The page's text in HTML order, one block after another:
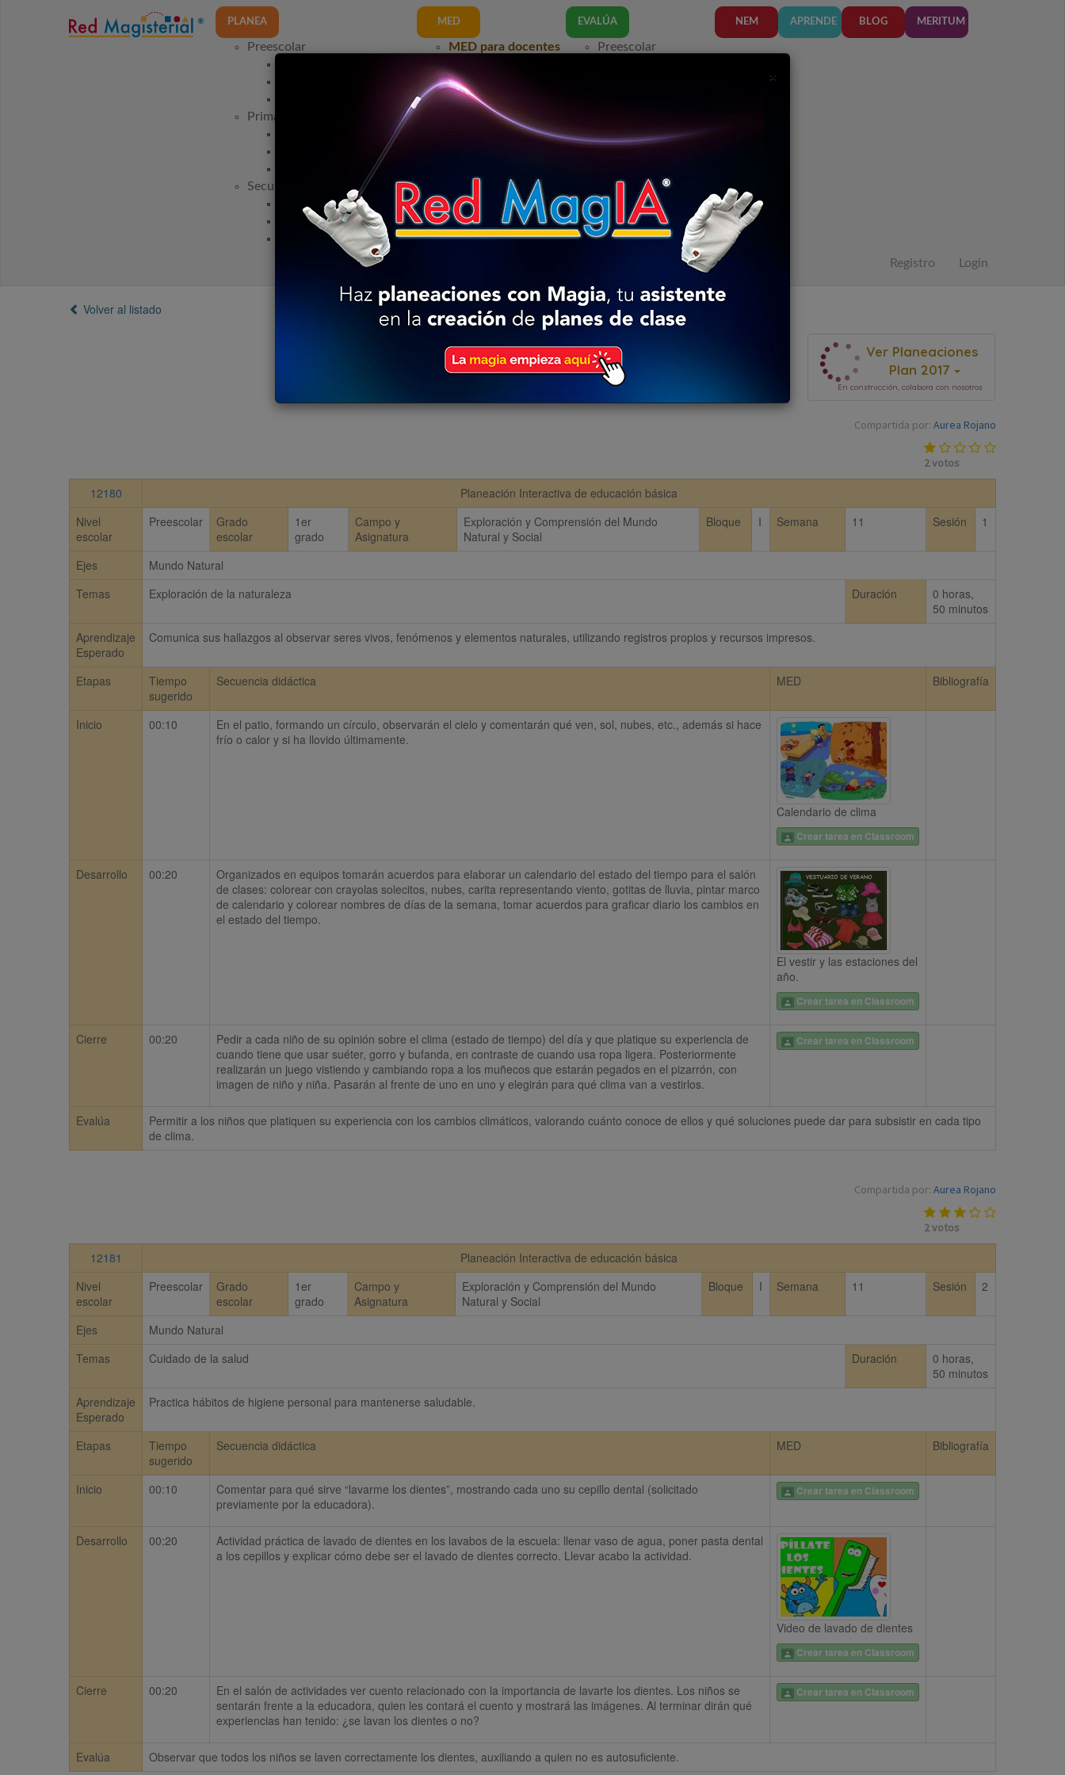
PLANEA
Preescolar
Primaria
Nueva Escuela Mexicana
Secundaria
Nueva Escuela Mexicana
Programa 2017
Programa 2011
MED
MED para docentes
Programa 2011
Primaria
Programa 2017
Programa 2017
Programa 2011
EVALÚA
Preescolar
Programa 2011
Programa 2011
NEM APRENDE BLOG MERITUM
Registro Login
Volver al listado
Ver Planeaciones
Plan 2017
En construcción, colabora con nosotros
Compartida por: Aurea Rojano
2votos
12180
Planeación Interactiva de educación básica
Nivel
escolar
Preescolar
Grado
escolar
1er
grado
Campo y
Asignatura
Exploración y Comprensión del Mundo
Natural y Social
Bloque I Semana 11 Sesión 1
Ejes
Mundo Natural
Temas
Exploración de la naturaleza Duración
0 horas,
50 minutos
Aprendizaje
Esperado
Comunica sus hallazgos al observar seres vivos, fenómenos y elementos naturales, utilizando registros propios y recursos impresos.
Etapas
Tiempo
sugerido
Secuencia didáctica MED Bibliografía
Inicio 00:10
En el patio, formando un círculo, observarán el cielo y comentarán qué ven, sol, nubes, etc., además si hace
frío o calor y si ha llovido últimamente.
Calendario de clima
Crear tarea en Classroom
Desarrollo 00:20
Organizados en equipos tomarán acuerdos para elaborar un calendario del estado del tiempo para el salón
de clases: colorear con crayolas solecitos, nubes, carita representando viento, gotitas de lluvia, pintar marco
de calendario y colorear nombres de días de la semana, tomar acuerdos para graficar diario los cambios en
el estado del tiempo.
El vestir y las estaciones del
año.
Crear tarea en Classroom
Cierre 00:20
Pedir a cada niño de su opinión sobre el clima (estado de tiempo) del día y que platique su experiencia de
cuando tiene que usar suéter, gorro y bufanda, en contraste de cuando usa ropa ligera. Posteriormente
realizarán un juego vistiendo y cambiando ropa a los muñecos que estarán pegados en el pizarrón, con
imagen de niño y niña. Pasarán al frente de uno en uno y elegirán para qué clima van a vestirlos.
Crear tarea en Classroom
Evalúa
Permitir a los niños que platiquen su experiencia con los cambios climáticos, valorando cuánto conoce de ellos y qué soluciones puede dar para subsistir en cada tipo
de clima.
Compartida por: Aurea Rojano
2votos
12181
Planeación Interactiva de educación básica
Nivel
escolar
Preescolar
Grado
escolar
1er
grado
Campo y
Asignatura
Exploración y Comprensión del Mundo
Natural y Social
Bloque I Semana 11 Sesión 2
Ejes
Mundo Natural
Temas
Cuidado de la salud Duración
0 horas,
50 minutos
Aprendizaje
Esperado
Practica hábitos de higiene personal para mantenerse saludable.
Etapas
Tiempo
sugerido
Secuencia didáctica MED Bibliografía
Inicio 00:10
Comentar para qué sirve “lavarme los dientes”, mostrando cada uno su cepillo dental (solicitado
previamente por la educadora).
Crear tarea en Classroom
Desarrollo 00:20
Actividad práctica de lavado de dientes en los lavabos de la escuela: llenar vaso de agua, poner pasta dental
a los cepillos y explicar cómo debe ser el lavado de dientes correcto. Llevar acabo la actividad.
Video de lavado de dientes
Crear tarea en Classroom
Cierre 00:20
En el salón de actividades ver cuento relacionado con la importancia de lavarte los dientes. Los niños se
sentarán frente a la educadora, quien les contará el cuento y mostrará las imágenes. Al terminar dirán qué
experiencias han tenido: ¿se lavan los dientes o no?
Crear tarea en Classroom
Evalúa Observar que todos los niños se laven correctamente los dientes, auxiliando a quien no es autosuficiente.
×